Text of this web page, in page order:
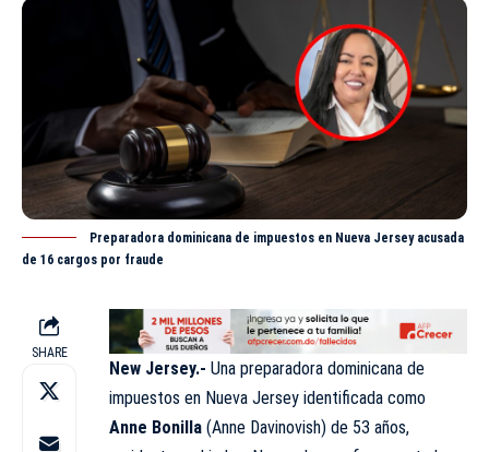
Preparadora dominicana de impuestos en Nueva Jersey acusada
de 16 cargos por fraude
SHARE
New Jersey.- Una preparadora dominicana de
impuestos en Nueva Jersey identificada como
Anne Bonilla (Anne Davinovish) de 53 años,